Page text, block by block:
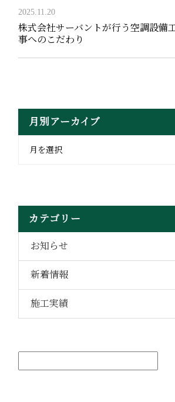
2025.11.20
株式会社サーバントが行う空調設備
事へのこだわり
月別アーカイブ
月を選択
カテゴリー
お知らせ
新着情報
施工実績